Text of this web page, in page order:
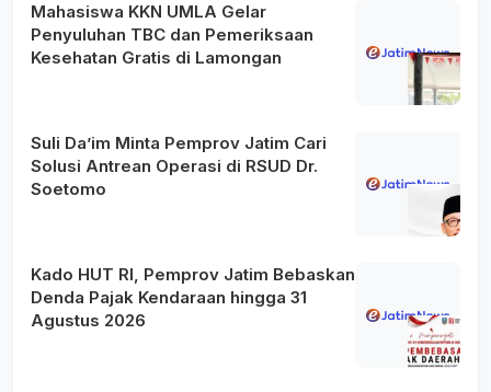
Mahasiswa KKN UMLA Gelar
Penyuluhan TBC dan Pemeriksaan
Kesehatan Gratis di Lamongan
Suli Da’im Minta Pemprov Jatim Cari
Solusi Antrean Operasi di RSUD Dr.
Soetomo
Kado HUT RI, Pemprov Jatim Bebaskan
Denda Pajak Kendaraan hingga 31
Agustus 2026